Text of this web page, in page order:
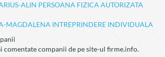
ALIN PERSOANA FIZICA AUTORIZATA
MAGDALENA INTREPRINDERE INDIVIDUALA
comentate companii de pe site-ul firme.info.